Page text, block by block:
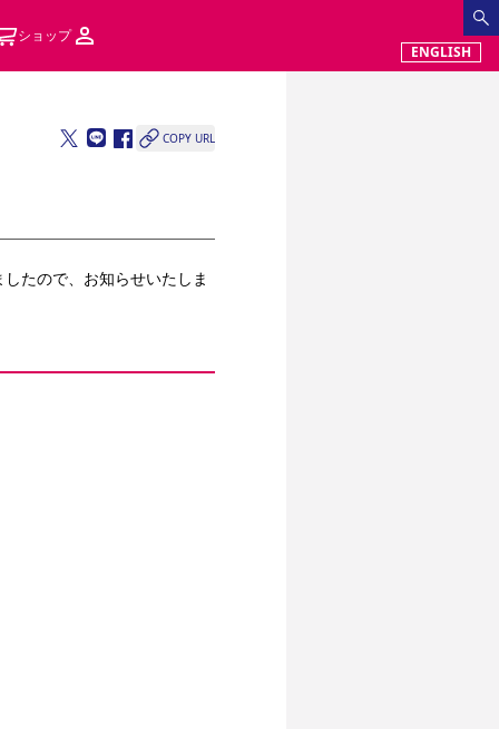
ショップ
ENGLISH
COPY URL
たので、お知らせいたしま